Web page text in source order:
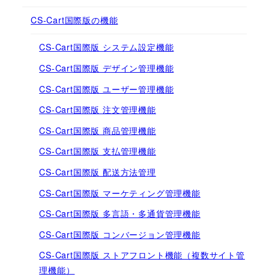
CS-Cart国際版の機能
CS-Cart国際版 システム設定機能
CS-Cart国際版 デザイン管理機能
CS-Cart国際版 ユーザー管理機能
CS-Cart国際版 注文管理機能
CS-Cart国際版 商品管理機能
CS-Cart国際版 支払管理機能
CS-Cart国際版 配送方法管理
CS-Cart国際版 マーケティング管理機能
CS-Cart国際版 多言語・多通貨管理機能
CS-Cart国際版 コンバージョン管理機能
CS-Cart国際版 ストアフロント機能（複数サイト管
理機能）